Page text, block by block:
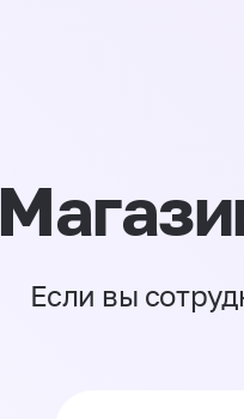
Если вы